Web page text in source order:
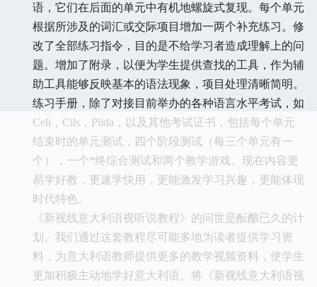
语，它们在后面的单元中有机地螺旋式复现。每个单元
根据所涉及的词汇或交际项目增加一两个补充练习。修
改了全部练习指令，目的是不给学习者造成理解上的问
题。增加了附录，以便为学生提供查找的工具，作为辅
助工具能够反映基本的语法现象，项目处理清晰简明。
练习手册，除了对接目前举办的各种语言水平考试，如
Celi，Cils，Plida，以及其他考试证书，包括每个单元
结束时的单元测试，四个阶段测试（每三个单元有一
个），一个*终综合测试和两个教学游戏。现在内容更
易学好教，更速学快用，更能激发学习兴趣，更能体现
时代特色。
《新视线意大利语视听说教程》的问世是酝酿已久的计
划。我们通过这套教程尽可能多地为读者提供学习资
料，为意大利语教师提供更多的教学视频资料，使学生
更加积极主动地学好意大利语。将《新视线意大利语视